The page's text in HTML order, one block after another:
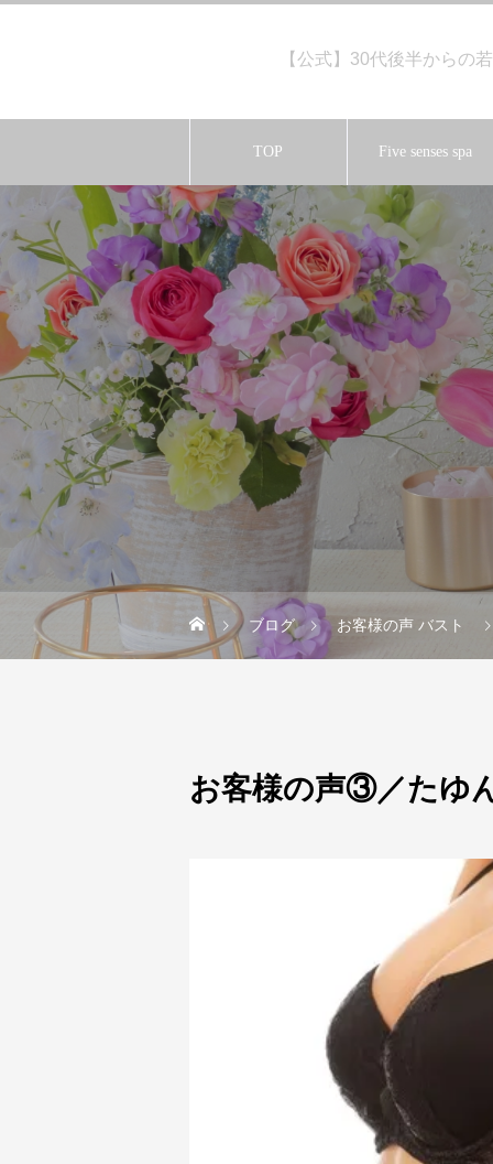
【公式】30代後半からの
TOP Five senses spa
ブログ お客様の声 バスト
お客様の声③／たゆ